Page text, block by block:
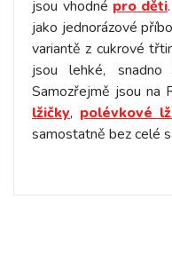
jsou vhodné pro děti
jako jednorázové
variantě z cukrové
jsou lehké,
Samozřejmě jsou na
lžičky, polévkové
samostatně bez celé